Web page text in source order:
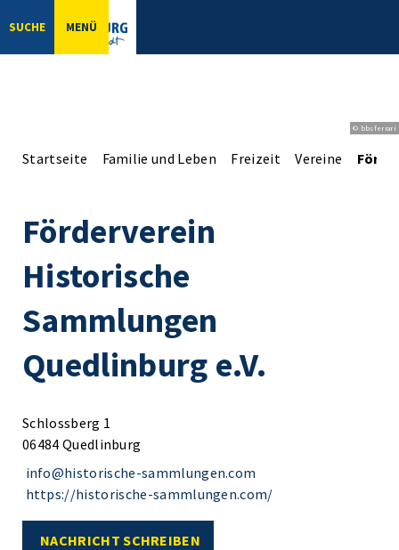
SUCHE MENÜ
© bbsferrari
Startseite Familie und Leben Freizeit Vereine
Förderverein
Historische
Sammlungen
Quedlinburg e.V.
Schlossberg 1
06484 Quedlinburg
info@historische-sammlungen.com
https://historische-sammlungen.com/
NACHRICHT SCHREIBEN